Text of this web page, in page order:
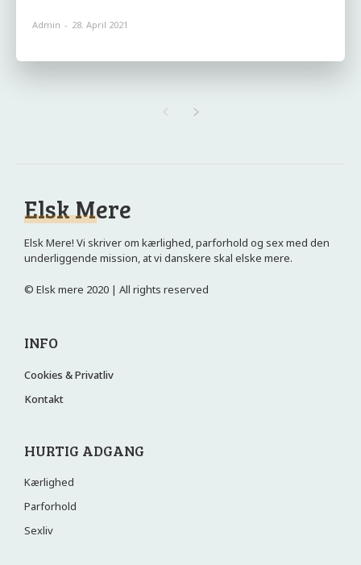
Admin - 28. April 2021
Elsk Mere
Elsk Mere! Vi skriver om kærlighed, parforhold og sex med den
underliggende mission, at vi danskere skal elske mere.
© Elsk mere 2020 | All rights reserved
INFO
Cookies & Privatliv
Kontakt
HURTIG ADGANG
Kærlighed
Parforhold
Sexliv